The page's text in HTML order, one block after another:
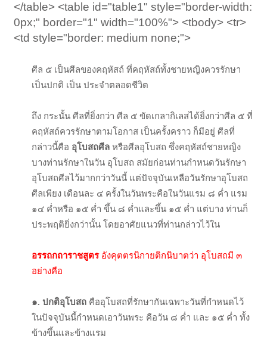
</table> <table id="table1" style="border-width:
0px;" border="1" width="100%"> <tbody> <tr>
<td style="border: medium none;">
ศีล ๕ เป็นศีลของคฤหัสถ์ ที่คฤหัสถ์ทั้งชายหญิงควรรักษา
เป็นปกติ เป็น ประจำตลอดชีวิต
ถึง กระนั้น ศีลที่ยิ่งกว่า ศีล ๕ ขัดเกลากิเลสได้ยิ่งกว่าศีล ๕ ที่
คฤหัสถ์ควรรักษาตามโอกาส เป็นครั้งคราว ก็มีอยู่ ศีลที่
กล่าวนี้คือ อุโบสถศีล หรือศีลอุโบสถ ซึ่งคฤหัสถ์ชายหญิง
บางท่านรักษาในวัน อุโบสถ สมัยก่อนท่านกำหนดวันรักษา
อุโบสถศีลไว้มากกว่าวันนี้ แต่ปัจจุบันเหลือวันรักษาอุโบสถ
ศีลเพียง เดือนละ ๔ ครั้งในวันพระคือในวันแรม ๘ ค่ำ แรม
๑๔ ค่ำหรือ ๑๕ ค่ำ ขึ้น ๘ ค่ำและขึ้น ๑๕ ค่ำ แต่บาง ท่านก็
ประพฤติยิ่งกว่านั้น โดยอาศัยแนวที่ท่านกล่าวไว้ใน
อรรถกถาราชสูตรอังคุตตรนิกายติกนิบาตว่า อุโบสถมี ๓
อย่างคือ
๑. ปกติอุโบสถ คืออุโบสถที่รักษากันเฉพาะวันที่กำหนดไว้
ในปัจจุบันนี้กำหนดเอาวันพระ คือวัน ๘ ค่ำ และ ๑๕ ค่ำ ทั้ง
ข้างขึ้นและข้างแรม